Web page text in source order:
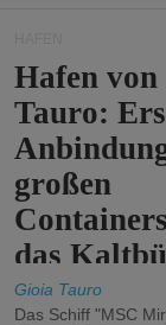
Hafen
Tauro:
großen
das
Gioia Tauro
Das Schiff "MSC